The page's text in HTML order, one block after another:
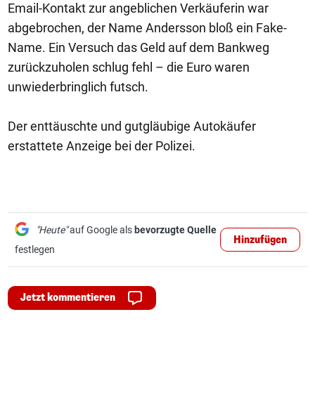
Email-Kontakt zur angeblichen Verkäuferin war
abgebrochen, der Name Andersson bloß ein Fake-
Name. Ein Versuch das Geld auf dem Bankweg
zurückzuholen schlug fehl – die Euro waren
unwiederbringlich futsch.
Der enttäuschte und gutgläubige Autokäufer
erstattete Anzeige bei der Polizei.
"Heute"auf Google als bevorzugte Quelle
festlegen
Hinzufügen
Jetzt kommentieren